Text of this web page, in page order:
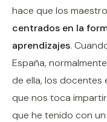
hace que los
centrados en la
aprendizajes.
España,
de ella, los docentes
que nos toca
que he tenido con